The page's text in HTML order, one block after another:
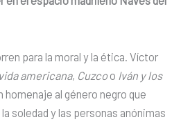
para la moral y la ética. Víctor
americana, Cuzco o Iván y los
homenaje al género negro que
soledad y las personas anónimas